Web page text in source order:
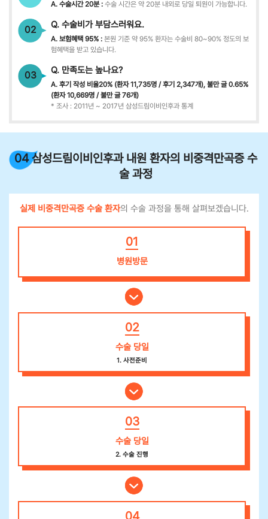
A. 수술시간 20분 : 수술 시간은 약 20분 내외로 당일 퇴원이 가능합니다.
02 Q. 수술비가 부담스러워요.
A. 보험혜택 95% : 본원 기준 약 95% 환자는 수술비 80~90% 정도의 보
험혜택을 받고 있습니다.
03 Q. 만족도는 높나요?
A. 후기 작성 비율20% (환자 11,735명 / 후기 2,347개), 불만 글 0.65%
(환자 10,669명 / 불만 글 76개)
* 조사 : 2011년 ~ 2017년 삼성드림이비인후과 통계
04 삼성드림이비인후과 내원 환자의 비중격만곡증 수
술 과정
실제 비중격만곡증 수술 환자의 수술 과정을 통해 살펴보겠습니다.
01
병원방문
02
수술 당일
1. 사전준비
03
수술 당일
2. 수술 진행
04